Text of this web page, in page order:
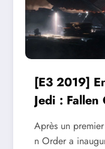
[E3 2019]
Jedi : Fallen
Après un
n Order a